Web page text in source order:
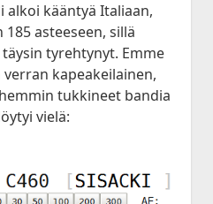
alkoi kääntyä Italiaan,
asteeseen, sillä
tyrehtynyt. Emme
verran kapeakeilainen,
tukkineet bandia
vielä: